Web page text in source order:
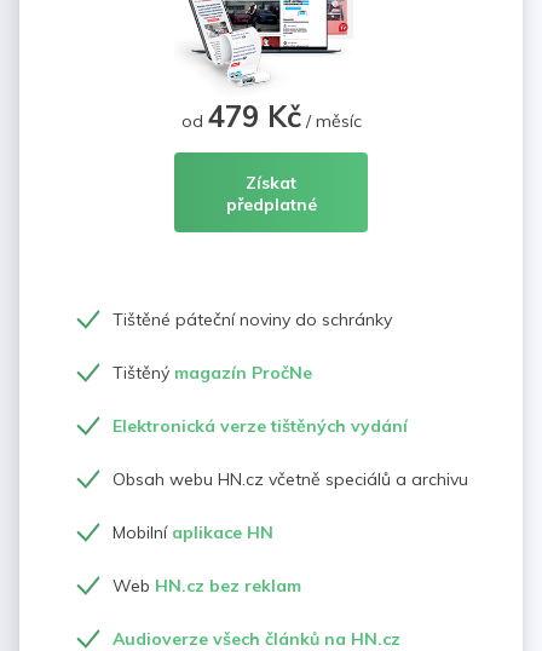
od 479 Kč/ měsíc
Získat
předplatné
Tištěné páteční noviny do schránky
Tištěný magazín PročNe
Elektronická verze tištěných vydání
Obsah webu HN.cz včetně speciálů a archivu
Mobilní aplikace HN
Web HN.cz bez reklam
Audioverze všech článků na HN.cz